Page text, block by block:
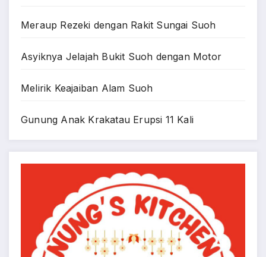
Meraup Rezeki dengan Rakit Sungai Suoh
Asyiknya Jelajah Bukit Suoh dengan Motor
Melirik Keajaiban Alam Suoh
Gunung Anak Krakatau Erupsi 11 Kali